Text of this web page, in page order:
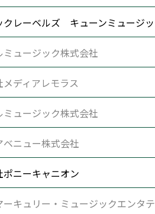
クレーベルズ キューンミュージ
ミュージック株式会社
ディアレモラス
ミュージック株式会社
ベニュー株式会社
ポニーキャニオン
キュリー・ミュージックエンタ